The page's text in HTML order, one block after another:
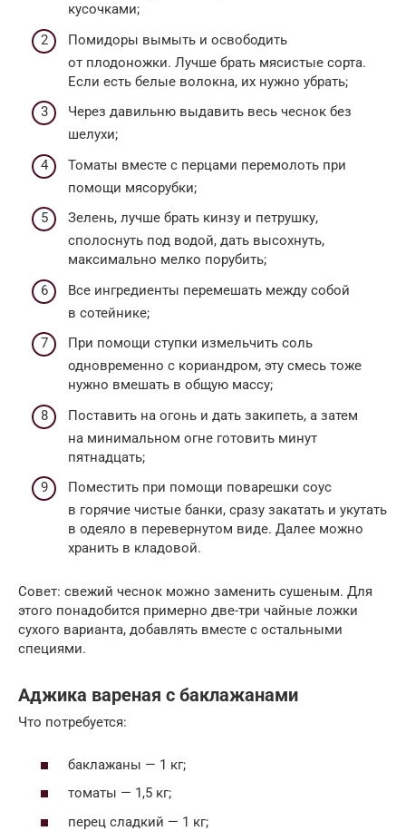
кусочками;
Помидоры вымыть и освободить
от плодоножки. Лучше брать мясистые сорта.
Если есть белые волокна, их нужно убрать;
Через давильню выдавить весь чеснок без
шелухи;
Томаты вместе с перцами перемолоть при
помощи мясорубки;
Зелень, лучше брать кинзу и петрушку,
сполоснуть под водой, дать высохнуть,
максимально мелко порубить;
Все ингредиенты перемешать между собой
в сотейнике;
При помощи ступки измельчить соль
одновременно с кориандром, эту смесь тоже
нужно вмешать в общую массу;
Поставить на огонь и дать закипеть, а затем
на минимальном огне готовить минут
пятнадцать;
Поместить при помощи поварешки соус
в горячие чистые банки, сразу закатать и укутать
в одеяло в перевернутом виде. Далее можно
хранить в кладовой.
Совет: свежий чеснок можно заменить сушеным. Для
этого понадобится примерно две-три чайные ложки
сухого варианта, добавлять вместе с остальными
специями.
Аджика вареная с баклажанами
Что потребуется:
баклажаны — 1 кг;
томаты — 1,5 кг;
перец сладкий — 1 кг;